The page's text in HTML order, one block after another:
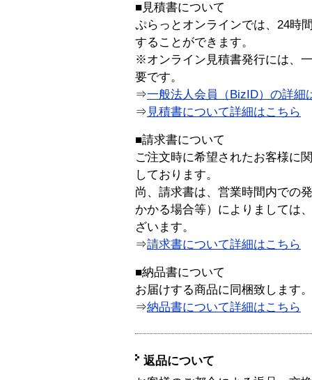
■見積書について
ぷらっとオンラインでは、24時
することができます。
※オンライン見積書発行には、
要です。
⇒一般法人会員（BizID）の詳細
⇒ 見積書について詳細はこちら
■請求書について
ご注文時に希望されたお客様に
しております。
尚、請求書は、営業時間内での
かかる場合等）によりましては
ざいます。
⇒請求書について詳細はこちら
■納品書について
お届けする商品に同梱致します。
⇒納品書について詳細はこちら
返品について